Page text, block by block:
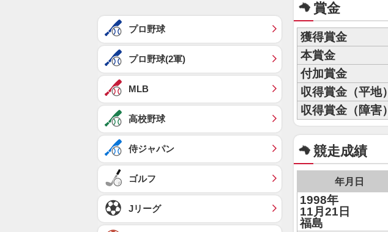
賞金
獲得賞金
本賞金
付加賞金
収得賞金（平地）
収得賞金（障害）
競走成績
年月日
1998年
11月21日
福島
プロ野球
プロ野球(2軍)
MLB
高校野球
侍ジャパン
ゴルフ
Jリーグ